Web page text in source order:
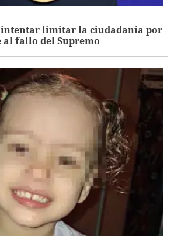
limitar la ciudadanía por
al fallo del Supremo